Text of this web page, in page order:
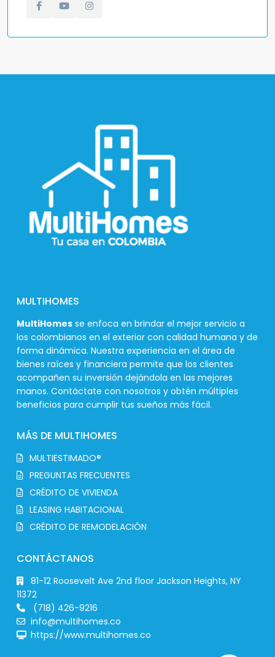
MULTIHOMES
MultiHomes se enfoca en brindar el mejor servicio a
los colombianos en el exterior con calidad humana y de
forma dinámica. Nuestra experiencia en el área de
bienes raíces y financiera permite que los clientes
acompañen su inversión dejándola en las mejores
manos. Contáctate con nosotros y obtén múltiples
beneficios para cumplir tus sueños más fácil.
MÁS DE MULTIHOMES
MULTIESTIMADO®
PREGUNTAS FRECUENTES
CRÉDITO DE VIVIENDA
LEASING HABITACIONAL
CRÉDITO DE REMODELACIÓN
CONTÁCTANOS
81-12 Roosevelt Ave 2nd floor Jackson Heights, NY
11372
(718) 426-9216
info@multihomes.co
https://www.multihomes.co